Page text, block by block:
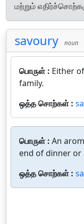
மற்றும்
savoury noun
பொருள் : Either
family.
ஒத்த சொற்கள் :
பொருள் : An
end of dinner or
ஒத்த சொற்கள் :